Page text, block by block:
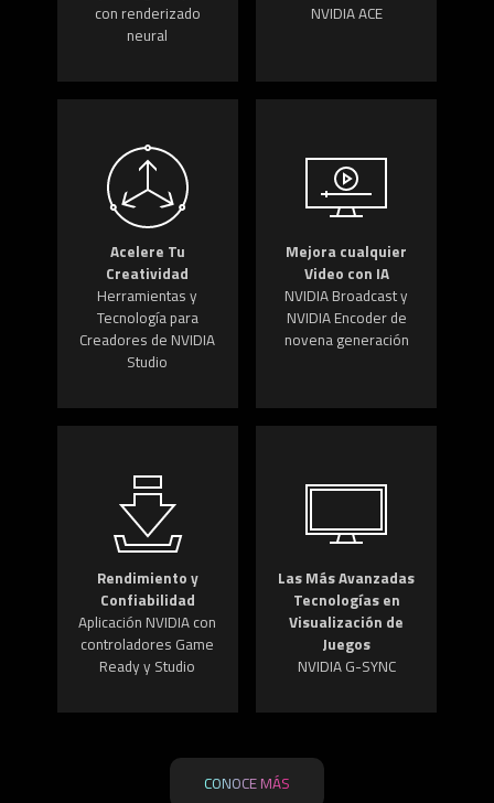
con renderizado
neural
NVIDIA ACE
Acelere Tu
Creatividad
Herramientas y
Tecnología para
Creadores de NVIDIA
Studio
Mejora cualquier
Video con IA
NVIDIA Broadcast y
NVIDIA Encoder de
novena generación
Rendimiento y
Confiabilidad
Aplicación NVIDIA con
controladores Game
Ready y Studio
Las Más Avanzadas
Tecnologías en
Visualización de
Juegos
NVIDIA G-SYNC
CONOCE MÁS